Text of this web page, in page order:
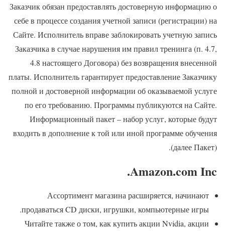
Заказчик обязан предоставлять достоверную информацию о
себе в процессе создания учетной записи (регистрации) на
Сайте. Исполнитель вправе заблокировать учетную запись
Заказчика в случае нарушения им правил тренинга (п. 4.7,
4.8 настоящего Договора) без возвращения внесенной
платы. Исполнитель гарантирует предоставление Заказчику
полной и достоверной информации об оказываемой услуге
по его требованию. Программы публикуются на Сайте.
Информационный пакет – набор услуг, которые будут
входить в дополнение к той или иной программе обучения
(далее Пакет).
Amazon.com Inc.
Ассортимент магазина расширяется, начинают
продаваться CD диски, игрушки, компьютерные игры.
Читайте также о том, как купить акции Nvidia, акции